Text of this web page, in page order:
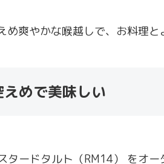
爽やかな喉越しで、お料理と
めで美味しい
ードタルト（RM14） をオー